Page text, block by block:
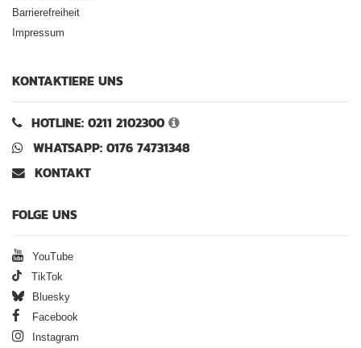
Barrierefreiheit
Impressum
KONTAKTIERE UNS
HOTLINE: 0211 2102300
WHATSAPP: 0176 74731348
KONTAKT
FOLGE UNS
YouTube
TikTok
Bluesky
Facebook
Instagram